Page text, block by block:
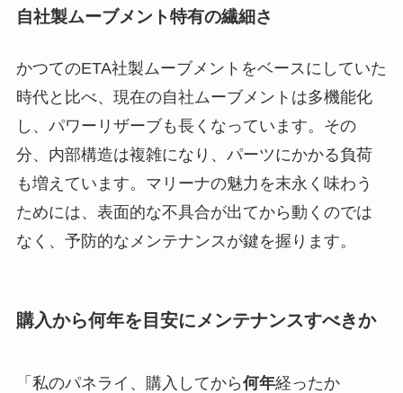
自社製ムーブメント特有の繊細さ
かつてのETA社製ムーブメントをベースにしていた
時代と比べ、現在の自社ムーブメントは多機能化
し、パワーリザーブも長くなっています。その
分、内部構造は複雑になり、パーツにかかる負荷
も増えています。マリーナの魅力を末永く味わう
ためには、表面的な不具合が出てから動くのでは
なく、予防的なメンテナンスが鍵を握ります。
購入から何年を目安にメンテナンスすべきか
「私のパネライ、購入してから何年経ったか